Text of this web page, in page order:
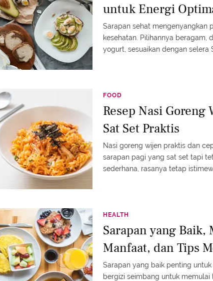
untuk Energi
Sarapan sehat mengenyangkan
kesehatan. Pilihannya beragam,
yogurt, sesuaikan dengan selera
FOOD
Resep Nasi
Sat Set Praktis
Nasi goreng wijen praktis dan
sarapan pagi yang sat set tapi
sederhana, rasanya tetap
HEALTH
Sarapan yang Baik,
Manfaat, dan Tips
Sarapan yang baik penting
bergizi seimbang untuk memulai